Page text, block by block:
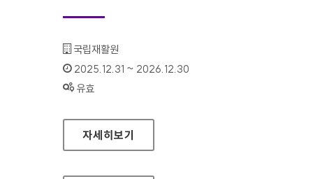
기관명 :
국립재활원
인증기간 :
2025.12.31 ~ 2026.12.30
상태 :
유효
국립재활원 재활연구소
자세히보기